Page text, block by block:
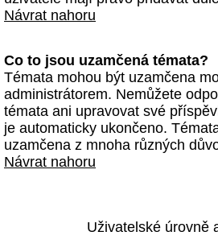
Návrat nahoru
Co to jsou uzamčená témata?
Témata mohou být uzamčena
administrátorem. Nemůžete
témata ani upravovat své
je automaticky ukončeno.
uzamčena z mnoha různých
Návrat nahoru
Uživatelské úrovně